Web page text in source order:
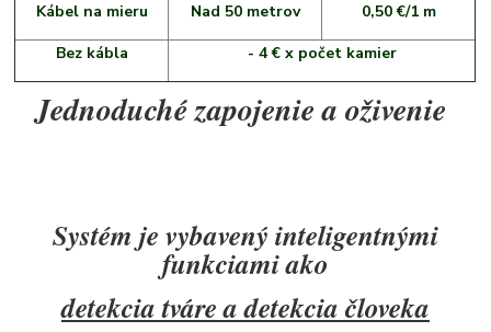
Kábel na mieru
Nad 50 metrov
0,50 €/1 m
Bez kábla
- 4 € x počet kamier
Jednoduché zapojenie a oživenie
Systém je vybavený inteligentnými
funkciami ako
detekcia tváre a detekcia človeka